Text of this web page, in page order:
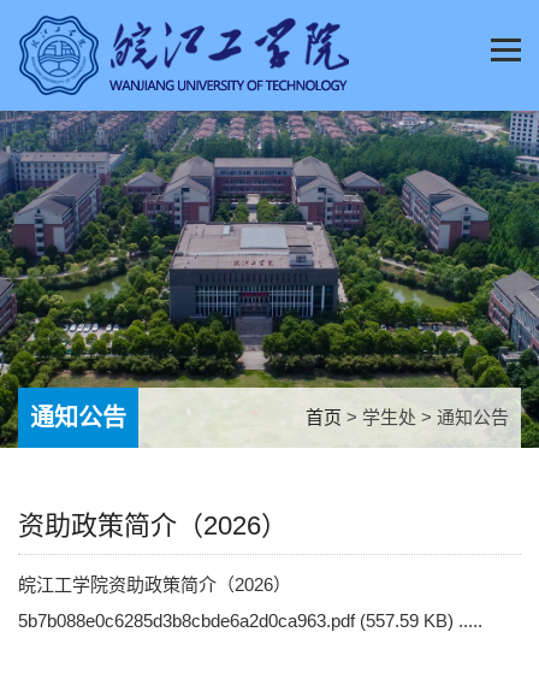
通知公告 首页 > 学生处 > 通知公告
资助政策简介（2026）
皖江工学院资助政策简介（2026）
5b7b088e0c6285d3b8cbde6a2d0ca963.pdf (557.59 KB) .....